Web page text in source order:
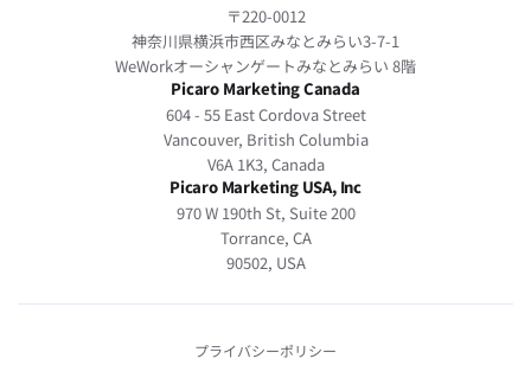
〒220-0012
神奈川県横浜市西区みなとみらい3-7-1
WeWorkオーシャンゲートみなとみらい 8階
Picaro Marketing Canada
604 - 55 East Cordova Street
Vancouver, British Columbia
V6A 1K3, Canada
Picaro Marketing USA, Inc
970 W 190th St, Suite 200
Torrance, CA
90502, USA
プライバシーポリシー